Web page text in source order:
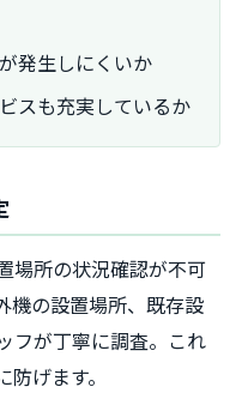
発生しにくいか
スも充実しているか
場所の状況確認が不可
機の設置場所、既存設
フが丁寧に調査。これ
げます。